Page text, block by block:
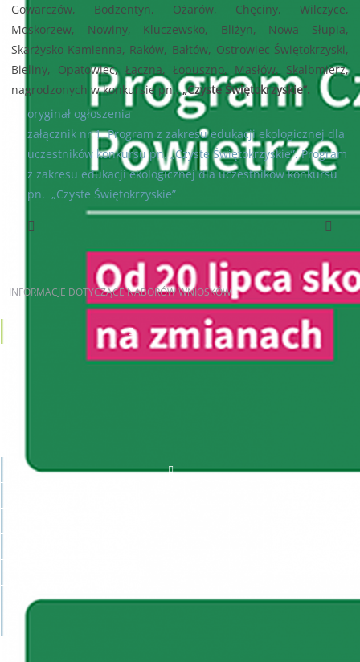
Gowarczów, Bodzentyn, Ożarów, Chęciny, Wilczyce,
Moskorzew, Nowiny, Kluczewsko, Bliżyn, Nowa Słupia,
Skarżysko-Kamienna, Raków, Bałtów, Ostrowiec Świętokrzyski,
Bieliny, Opatowiec, Łączna, Łopuszno, Masłów, Skalbmierz,
nagrodzonych w konkursie pn.:„Czyste Świętokrzyskie”.
oryginał ogłoszenia
załącznik nr 1. Program z zakresu edukacji ekologicznej dla
uczestników konkursu pn. „Czyste Świętokrzyskie”. Program
z zakresu edukacji ekologicznej dla uczestników konkursu
pn. „Czyste Świętokrzyskie”
INFORMACJE DOTYCZĄCE NABORÓW WNIOSKÓW
AKTUALNE NABORY
JST
ZAKOŃCZONE NABORY